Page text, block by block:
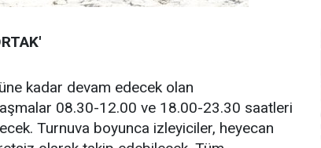
kadar devam edecek olan
08.30-12.00 ve 18.00-23.30 saatleri
Turnuva boyunca izleyiciler, heyecan